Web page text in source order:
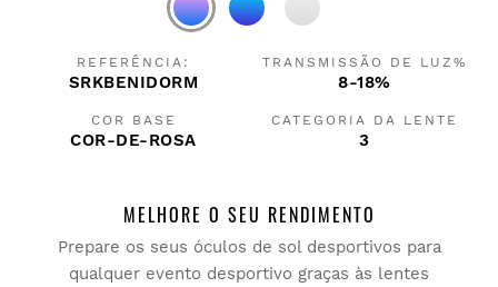
REFERÊNCIA:
SRKBENIDORM
TRANSMISSÃO DE LUZ%
8-18%
COR BASE
COR-DE-ROSA
CATEGORIA DA LENTE
3
MELHORE O SEU RENDIMENTO
Prepare os seus óculos de sol desportivos para
qualquer evento desportivo graças às lentes